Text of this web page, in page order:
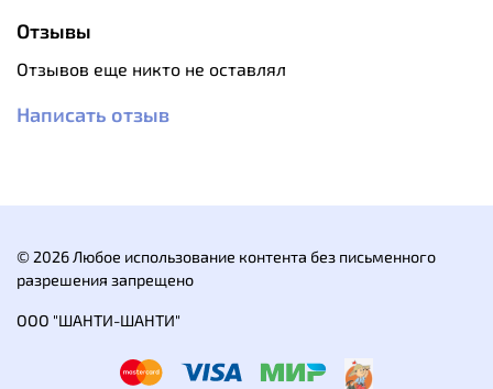
Особенности:
эргономичный спортивный крой;
плоские швы;
голову;
нагрудный карман закрывается на молнию;
футболка изготовлена из тканей, одобренных
человека и окружающей среды.
Отзывы
Отзывов еще никто не оставлял
Написать отзыв
© 2026 Любое использование контента без письменного
разрешения запрещено
ООО "ШАНТИ-ШАНТИ"